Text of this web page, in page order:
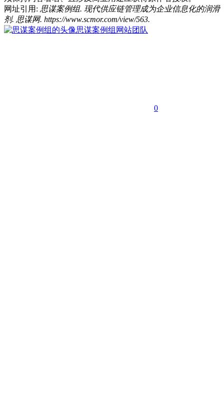
网址引用: 思谋案例组. 现代供应链管理成为企业信息化的润滑
剂. 思谋网. https://www.scmor.com/view/563.
思谋案例组 网站团队
0